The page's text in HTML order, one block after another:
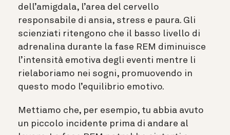
dell’amigdala, l’area del cervello
responsabile di ansia, stress e paura. Gli
scienziati ritengono che il basso livello di
adrenalina durante la fase REM diminuisce
l’intensità emotiva degli eventi mentre li
rielaboriamo nei sogni, promuovendo in
questo modo l’equilibrio emotivo.
Mettiamo che, per esempio, tu abbia avuto
un piccolo incidente prima di andare al